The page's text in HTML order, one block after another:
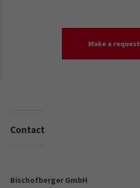
Make a request
Contact
Bischofberger GmbH